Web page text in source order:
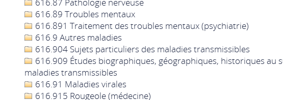
616.89 Troubles mentaux
616.891 Traitement des troubles mentaux (psychiatrie)
616.9 Autres maladies
616.904 Sujets particuliers des maladies transmissibles
616.909 Études biographiques, géographiques, historiques au
maladies transmissibles
616.91 Maladies virales
616.915 Rougeole (médecine)